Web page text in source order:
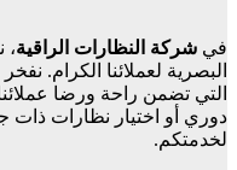
في شركة النظارات الراقية،
البصرية لعملائنا الكرام.
التي تضمن راحة ورضا
دوري أو اختيار نظارات ذات
لخدمتكم.